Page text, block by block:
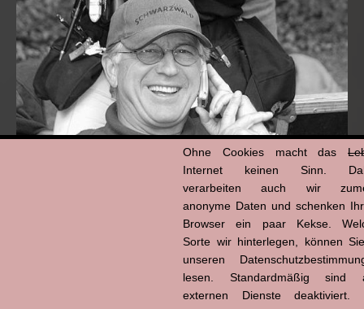
Ohne Cookies macht das
Internet keinen Sinn.
verarbeiten auch wir
anonyme Daten und schenken
Browser ein paar Kekse.
Sorte wir hinterlegen, können
unseren
lesen. Standardmäßig sind
externen Dienste deaktiviert.